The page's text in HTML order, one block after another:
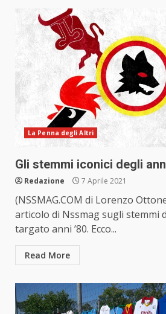
La Penna degli Altri
Gli stemmi iconici degli
Redazione 7 Aprile 2021
(NSSMAG.COM di Lorenzo
articolo di Nssmag sugli stemmi
targato anni ’80. Ecco...
Read More